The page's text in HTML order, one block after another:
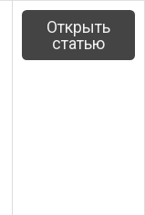
Открыть
статью